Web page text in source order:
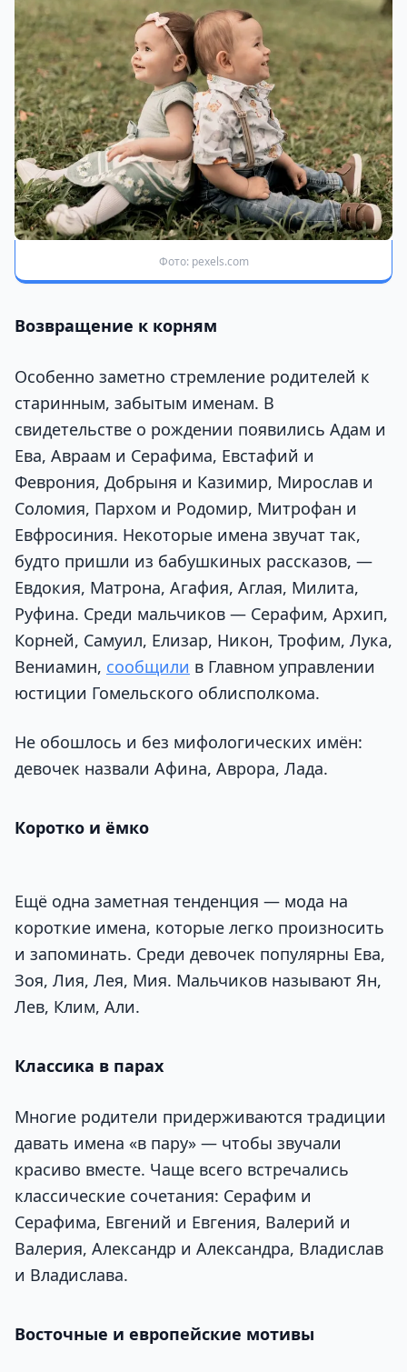
Фото: pexels.com
Возвращение к корням
Особенно заметно стремление родителей к
старинным, забытым именам. В
свидетельстве о рождении появились Адам и
Ева, Авраам и Серафима, Евстафий и
Феврония, Добрыня и Казимир, Мирослав и
Соломия, Пархом и Родомир, Митрофан и
Евфросиния. Некоторые имена звучат так,
будто пришли из бабушкиных рассказов, —
Евдокия, Матрона, Агафия, Аглая, Милита,
Руфина. Среди мальчиков — Серафим, Архип,
Корней, Самуил, Елизар, Никон, Трофим, Лука,
Вениамин, сообщили в Главном управлении
юстиции Гомельского облисполкома.
Не обошлось и без мифологических имён:
девочек назвали Афина, Аврора, Лада.
Коротко и ёмко
Ещё одна заметная тенденция — мода на
короткие имена, которые легко произносить
и запоминать. Среди девочек популярны Ева,
Зоя, Лия, Лея, Мия. Мальчиков называют Ян,
Лев, Клим, Али.
Классика в парах
Многие родители придерживаются традиции
давать имена «в пару» — чтобы звучали
красиво вместе. Чаще всего встречались
классические сочетания: Серафим и
Серафима, Евгений и Евгения, Валерий и
Валерия, Александр и Александра, Владислав
и Владислава.
Восточные и европейские мотивы